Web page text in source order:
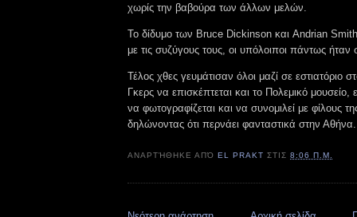
χωρίς την βαβούρα των άλλων μελών.
Το δίδυμο των Bruce Dickinson και Andrian
με τις συζύγους τους, οι υπόλοιποι πάντως ήταν
Τέλος χθες γευμάτισαν όλοι μαζί σε εστιατόριο
Γκερς να επισκέπτεται και το Πολεμικό
να φωτογραφίζεται και να συνομιλεί με φίλους
δηλώνοντας ότι περνάει φανταστικά στην Αθήνα.
ΑΝΑΡΤΉΘΗΚΕ ΑΠΌEL PRAKT ΣΤΙΣ8:06 Π.Μ.